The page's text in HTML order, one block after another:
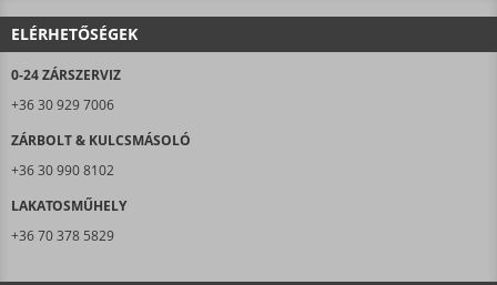
ELÉRHETŐSÉGEK
0-24 ZÁRSZERVIZ
+36 30 929 7006
ZÁRBOLT & KULCSMÁSOLÓ
+36 30 990 8102
LAKATOSMŰHELY
+36 70 378 5829